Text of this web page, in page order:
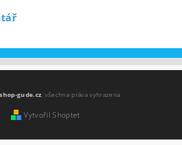
gude.cz, všechna práva vyhrazena
Vytvořil Shoptet